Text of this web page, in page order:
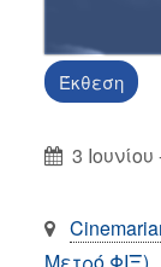
Έκθεση
3